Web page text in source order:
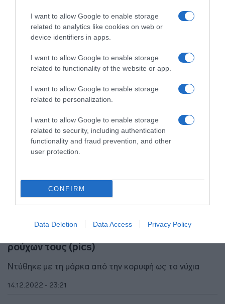
I want to allow Google to enable storage
related to analytics like cookies on web or
device identifiers in apps.
I want to allow Google to enable storage
related to functionality of the website or app.
I want to allow Google to enable storage
related to personalization.
I want to allow Google to enable storage
related to security, including authentication
functionality and fraud prevention, and other
user protection.
CONFIRM
Data Deletion Data Access Privacy Policy
27.12.2022 - 14:16
Μοντέλο από τα Lidl ο Σισέ –
ρούχων τους (pics)
Ντύθηκε με τη μάρκα από την κορυφή ως τα νύχια
14.12.2022 - 23:21